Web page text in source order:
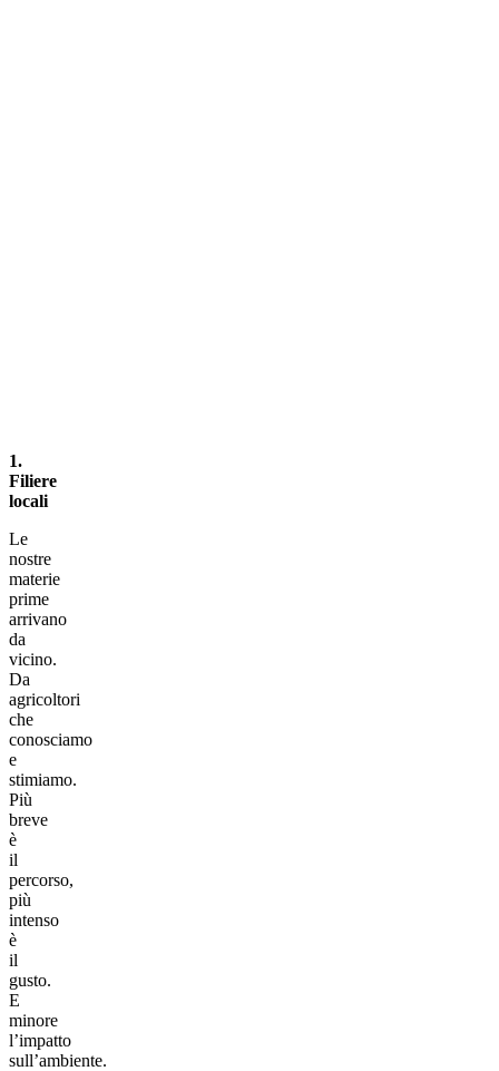
1.
Filiere
locali
Le
nostre
materie
prime
arrivano
da
vicino.
Da
agricoltori
che
conosciamo
e
stimiamo.
Più
breve
è
il
percorso,
più
intenso
è
il
gusto.
E
minore
l’impatto
sull’ambiente.